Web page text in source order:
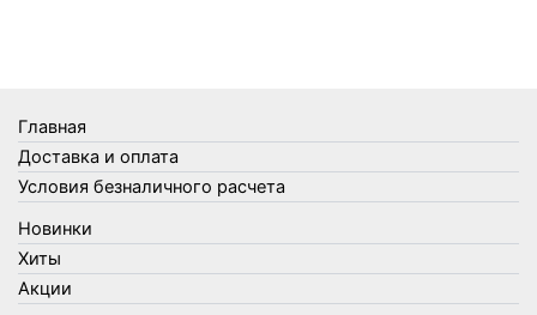
Товары для кухни
Товары для сада и огорода
Товары для туризма и отдыха
Упаковка
Утеплители и прочее
Фонари, лампы и удлинители
Главная
Доставка и оплата
Условия безналичного расчета
Новинки
Хиты
Акции